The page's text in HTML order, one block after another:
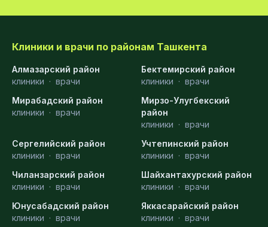
Клиники и врачи по районам Ташкента
Алмазарский район
клиники · врачи
Бектемирский район
клиники · врачи
Мирабадский район
клиники · врачи
Мирзо-Улугбекский
район
клиники · врачи
Сергелийский район
клиники · врачи
Учтепинский район
клиники · врачи
Чиланзарский район
клиники · врачи
Шайхантахурский район
клиники · врачи
Юнусабадский район
клиники · врачи
Яккасарайский район
клиники · врачи